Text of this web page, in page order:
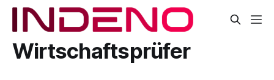
Wirtschaftsprüfer